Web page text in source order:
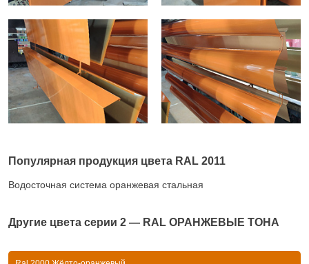
Популярная продукция цвета RAL 2011
Водосточная система оранжевая стальная
Другие цвета серии 2 — RAL ОРАНЖЕВЫЕ ТОНА